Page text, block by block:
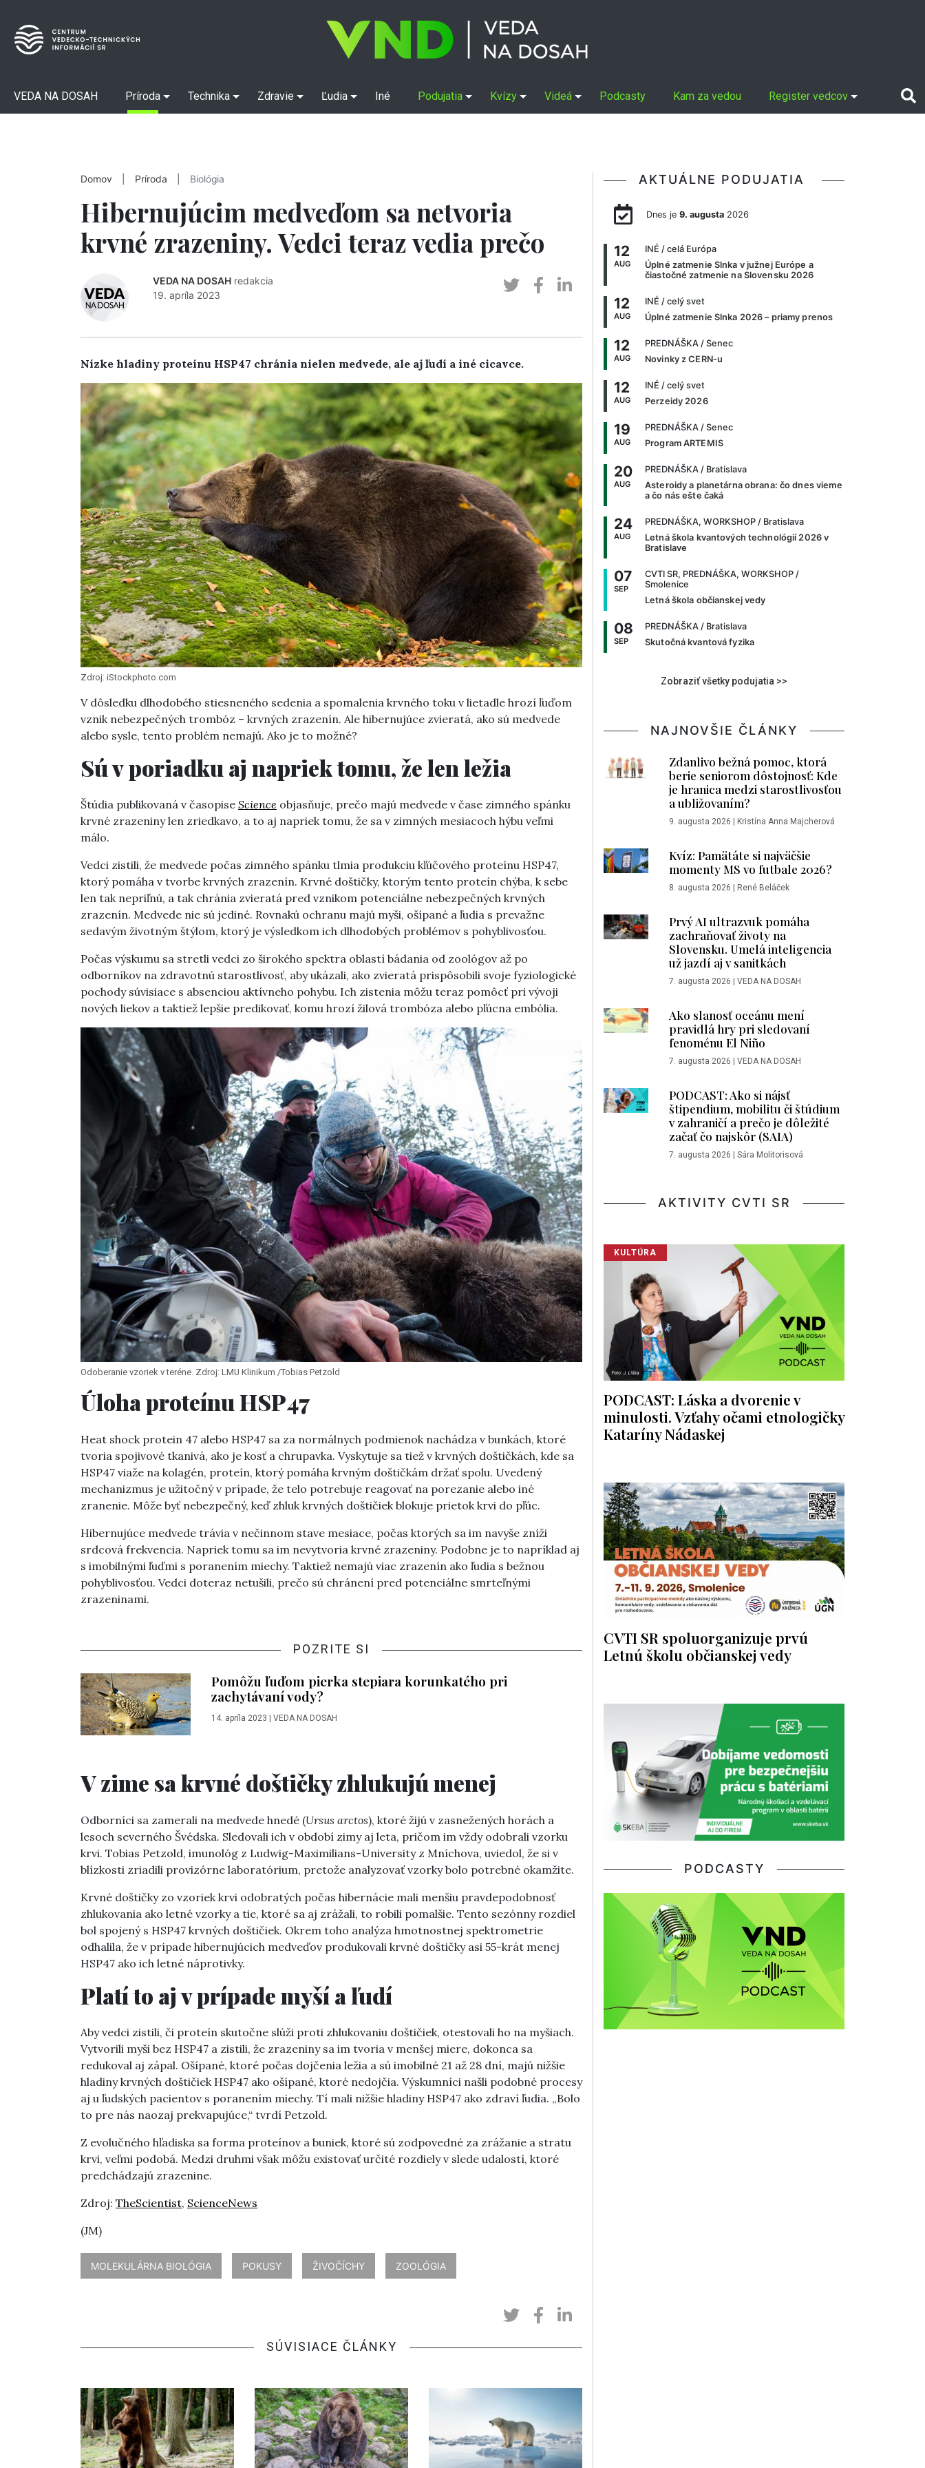
VEDA NA DOSAH Príroda Technika Zdravie Ľudia Iné Podujatia Kvízy Videá Podcasty Kam za vedou Register vedcov
Domov Príroda Biológia
Hibernujúcim medveďom sa netvoria
krvné zrazeniny. Vedci teraz vedia prečo
VEDA NA DOSAH redakcia
19. apríla 2023
Nízke hladiny proteínu HSP47 chránia nielen medvede, ale aj ľudí a iné cicavce.
Zdroj: iStockphoto.com
V dôsledku dlhodobého stiesneného sedenia a spomalenia krvného toku v lietadle hrozí ľuďom
vznik nebezpečných trombóz – krvných zrazenín. Ale hibernujúce zvieratá, ako sú medvede
alebo sysle, tento problém nemajú. Ako je to možné?
Sú v poriadku aj napriek tomu, že len ležia
Štúdia publikovaná v časopise Science objasňuje, prečo majú medvede v čase zimného spánku
krvné zrazeniny len zriedkavo, a to aj napriek tomu, že sa v zimných mesiacoch hýbu veľmi
málo.
Vedci zistili, že medvede počas zimného spánku tlmia produkciu kľúčového proteínu HSP47,
ktorý pomáha v tvorbe krvných zrazenín. Krvné doštičky, ktorým tento proteín chýba, k sebe
len tak nepriľnú, a tak chránia zvieratá pred vznikom potenciálne nebezpečných krvných
zrazenín. Medvede nie sú jediné. Rovnakú ochranu majú myši, ošípané a ľudia s prevažne
sedavým životným štýlom, ktorý je výsledkom ich dlhodobých problémov s pohyblivosťou.
Počas výskumu sa stretli vedci zo širokého spektra oblastí bádania od zoológov až po
odborníkov na zdravotnú starostlivosť, aby ukázali, ako zvieratá prispôsobili svoje fyziologické
pochody súvisiace s absenciou aktívneho pohybu. Ich zistenia môžu teraz pomôcť pri vývoji
nových liekov a taktiež lepšie predikovať, komu hrozí žilová trombóza alebo pľúcna embólia.
Odoberanie vzoriek v teréne. Zdroj: LMU Klinikum /Tobias Petzold
Úloha proteínu HSP47
Heat shock protein 47 alebo HSP47 sa za normálnych podmienok nachádza v bunkách, ktoré
tvoria spojivové tkanivá, ako je kosť a chrupavka. Vyskytuje sa tiež v krvných doštičkách, kde sa
HSP47 viaže na kolagén, proteín, ktorý pomáha krvným doštičkám držať spolu. Uvedený
mechanizmus je užitočný v prípade, že telo potrebuje reagovať na porezanie alebo iné
zranenie. Môže byť nebezpečný, keď zhluk krvných doštičiek blokuje prietok krvi do pľúc.
Hibernujúce medvede trávia v nečinnom stave mesiace, počas ktorých sa im navyše zníži
srdcová frekvencia. Napriek tomu sa im nevytvoria krvné zrazeniny. Podobne je to napríklad aj
s imobilnými ľuďmi s poranením miechy. Taktiež nemajú viac zrazenín ako ľudia s bežnou
pohyblivosťou. Vedci doteraz netušili, prečo sú chránení pred potenciálne smrteľnými
zrazeninami.
POZRITE SI
Pomôžu ľuďom pierka stepiara korunkatého pri
zachytávaní vody?
14. apríla 2023 | VEDA NA DOSAH
V zime sa krvné doštičky zhlukujú menej
Odborníci sa zamerali na medvede hnedé (Ursus arctos), ktoré žijú v zasnežených horách a
lesoch severného Švédska. Sledovali ich v období zimy aj leta, pričom im vždy odobrali vzorku
krvi. Tobias Petzold, imunológ z Ludwig-Maximilians-University z Mníchova, uviedol, že si v
blízkosti zriadili provizórne laboratórium, pretože analyzovať vzorky bolo potrebné okamžite.
Krvné doštičky zo vzoriek krvi odobratých počas hibernácie mali menšiu pravdepodobnosť
zhlukovania ako letné vzorky a tie, ktoré sa aj zrážali, to robili pomalšie. Tento sezónny rozdiel
bol spojený s HSP47 krvných doštičiek. Okrem toho analýza hmotnostnej spektrometrie
odhalila, že v prípade hibernujúcich medveďov produkovali krvné doštičky asi 55-krát menej
HSP47 ako ich letné náprotivky.
Platí to aj v prípade myší a ľudí
Aby vedci zistili, či proteín skutočne slúži proti zhlukovaniu doštičiek, otestovali ho na myšiach.
Vytvorili myši bez HSP47 a zistili, že zrazeniny sa im tvoria v menšej miere, dokonca sa
redukoval aj zápal. Ošípané, ktoré počas dojčenia ležia a sú imobilné 21 až 28 dní, majú nižšie
hladiny krvných doštičiek HSP47 ako ošípané, ktoré nedojčia. Výskumníci našli podobné procesy
aj u ľudských pacientov s poranením miechy. Tí mali nižšie hladiny HSP47 ako zdraví ľudia. „Bolo
to pre nás naozaj prekvapujúce,“ tvrdí Petzold.
Z evolučného hľadiska sa forma proteínov a buniek, ktoré sú zodpovedné za zrážanie a stratu
krvi, veľmi podobá. Medzi druhmi však môžu existovať určité rozdiely v slede udalostí, ktoré
predchádzajú zrazenine.
Zdroj: TheScientist, ScienceNews
(JM)
MOLEKULÁRNA BIOLÓGIA POKUSY ŽIVOČÍCHY ZOOLÓGIA
SÚVISIACE ČLÁNKY
AKTUÁLNE PODUJATIA
Dnes je 9. augusta2026
12
AUG
INÉ / celá Európa
Úplné zatmenie Slnka v južnej Európe a
čiastočné zatmenie na Slovensku 2026
12
AUG
INÉ / celý svet
Úplné zatmenie Slnka 2026 – priamy prenos
12
AUG
PREDNÁŠKA / Senec
Novinky z CERN-u
12
AUG
INÉ / celý svet
Perzeidy 2026
19
AUG
PREDNÁŠKA / Senec
Program ARTEMIS
20
AUG
PREDNÁŠKA / Bratislava
Asteroidy a planetárna obrana: čo dnes vieme
a čo nás ešte čaká
24
AUG
PREDNÁŠKA, WORKSHOP / Bratislava
Letná škola kvantových technológií 2026 v
Bratislave
07
SEP
CVTI SR, PREDNÁŠKA, WORKSHOP /
Smolenice
Letná škola občianskej vedy
08
SEP
PREDNÁŠKA / Bratislava
Skutočná kvantová fyzika
Zobraziť všetky podujatia >>
NAJNOVŠIE ČLÁNKY
Zdanlivo bežná pomoc, ktorá
berie seniorom dôstojnosť: Kde
je hranica medzi starostlivosťou
a ubližovaním?
9. augusta 2026 | Kristína Anna Majcherová
Kvíz: Pamätáte si najväčšie
momenty MS vo futbale 2026?
8. augusta 2026 | René Beláček
Prvý AI ultrazvuk pomáha
zachraňovať životy na
Slovensku. Umelá inteligencia
už jazdí aj v sanitkách
7. augusta 2026 | VEDA NA DOSAH
Ako slanosť oceánu mení
pravidlá hry pri sledovaní
fenoménu El Niño
7. augusta 2026 | VEDA NA DOSAH
PODCAST: Ako si nájsť
štipendium, mobilitu či štúdium
v zahraničí a prečo je dôležité
začať čo najskôr (SAIA)
7. augusta 2026 | Sára Molitorisová
AKTIVITY CVTI SR
KULTÚRA
PODCAST: Láska a dvorenie v
minulosti. Vzťahy očami etnologičky
Kataríny Nádaskej
CVTI SR spoluorganizuje prvú
Letnú školu občianskej vedy
PODCASTY